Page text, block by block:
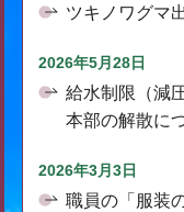
ツキノワグマ
2026年5月28日
給水制限（減
本部の解散に
2026年3月3日
職員の「服装